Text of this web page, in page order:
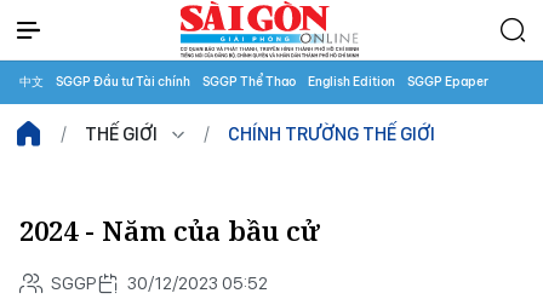
中文 SGGP Đầu tư Tài chính SGGP Thể Thao English Edition SGGP Epaper
THẾ GIỚI CHÍNH TRƯỜNG THẾ GIỚI
2024 - Năm của bầu cử
SGGP 30/12/2023 05:52